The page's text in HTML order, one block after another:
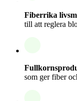
Fiberrika
till att reglera
som ger fiber